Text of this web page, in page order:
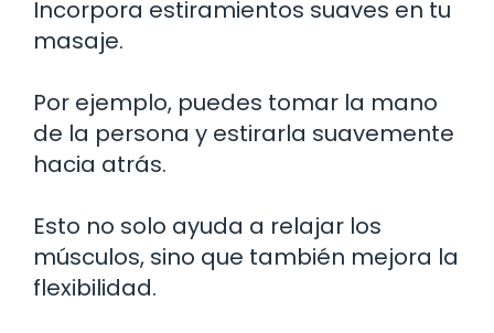
Incorpora estiramientos suaves en tu
masaje.
Por ejemplo, puedes tomar la mano
de la persona y estirarla suavemente
hacia atrás.
Esto no solo ayuda a relajar los
músculos, sino que también mejora la
flexibilidad.